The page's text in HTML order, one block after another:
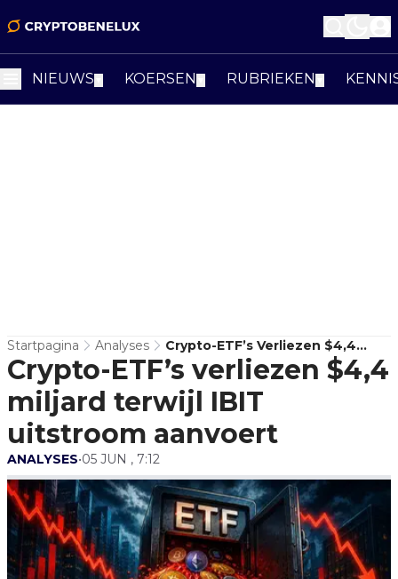
NIEUWS KOERSEN RUBRIEKEN
Startpagina Analyses
Crypto-ETF’s Verliezen $4,4
Miljard Terwijl IBIT Uitstroom
Aanvoert
Crypto-ETF’s verliezen $4,4
miljard terwijl IBIT
uitstroom aanvoert
ANALYSES•05 JUN , 7:12